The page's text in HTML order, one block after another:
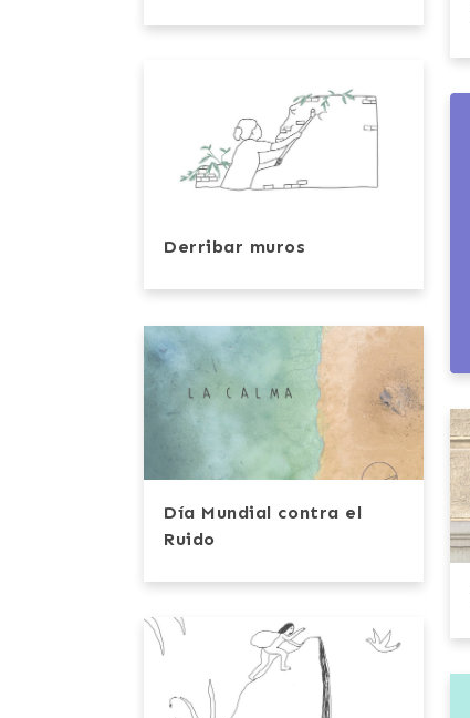
Derribar muros
Día Mundial contra el
Ruido